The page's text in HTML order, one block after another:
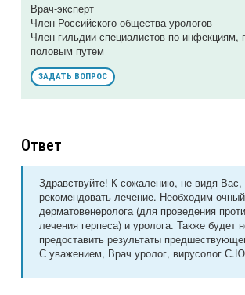
Врач-эксперт
Член Российского общества урологов
Член гильдии специалистов по инфекциям,
половым путем
ЗАДАТЬ ВОПРОС
Ответ
Здравствуйте! К сожалению, не видя
рекомендовать лечение. Необходим
дерматовенеролога (для проведения
лечения герпеса) и уролога. Также будет
предоставить результаты
С уважением, Врач уролог, вирусолог